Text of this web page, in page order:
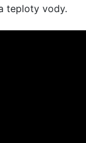
teploty vody.